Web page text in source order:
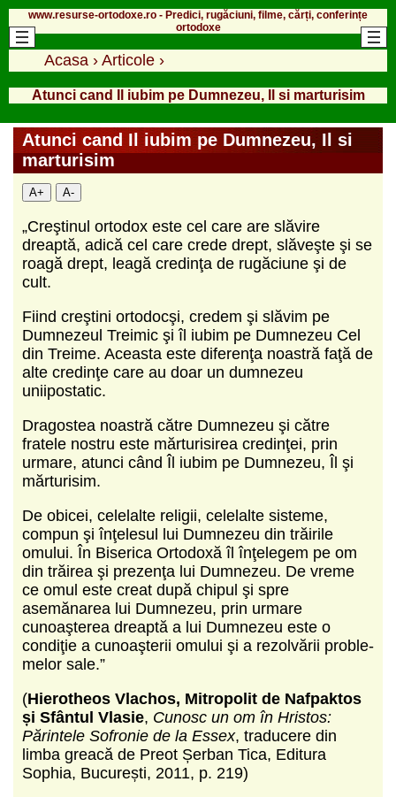
www.resurse-ortodoxe.ro - Predici, rugăciuni, filme, cărți, conferințe
ortodoxe
Acasa › Articole ›
Atunci cand Il iubim pe Dumnezeu, Il si marturisim
Atunci cand Il iubim pe Dumnezeu, Il si
marturisim
A+ A-
„Creştinul ortodox este cel care are slăvire
dreaptă, adică cel care crede drept, slăveşte şi se
roagă drept, leagă credinţa de rugăciune şi de
cult.
Fiind creştini ortodocşi, credem şi slăvim pe
Dumnezeul Treimic şi îl iubim pe Dumnezeu Cel
din Treime. Aceasta este diferenţa noastră faţă de
alte credinţe care au doar un dumnezeu
uniipostatic.
Dragostea noastră către Dumnezeu şi către
fratele nostru este măr­turisirea credinţei, prin
urmare, atunci când Îl iubim pe Dumnezeu, Îl şi
mărturisim.
De obicei, celelalte religii, celelalte sisteme,
compun şi înţelesul lui Dumnezeu din trăirile
omului. În Biserica Ortodoxă îl înţelegem pe om
din trăirea şi prezenţa lui Dumnezeu. De vreme
ce omul este creat după chipul şi spre
asemănarea lui Dumnezeu, prin urmare
cunoaşterea dreaptă a lui Dumnezeu este o
condiţie a cunoaşterii omului şi a rezolvării proble­
melor sale.”
(Hierotheos Vlachos, Mitropolit de Nafpaktos
și Sfântul Vlasie, Cunosc un om în Hristos:
Părintele Sofronie de la Essex, traducere din
limba greacă de Preot Șerban Tica, Editura
Sophia, București, 2011, p. 219)